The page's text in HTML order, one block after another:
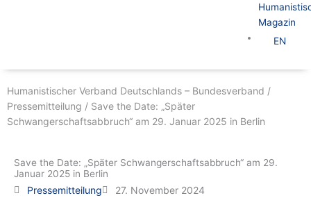
Magazin
EN
Humanistischer Verband Deutschlands – Bundesverband /
Pressemitteilung / Save the Date: „Später
Schwangerschaftsabbruch“ am 29. Januar 2025 in Berlin
Save the Date: „Später Schwangerschaftsabbruch“ am 29.
Januar 2025 in Berlin
Pressemitteilung 27. November 2024